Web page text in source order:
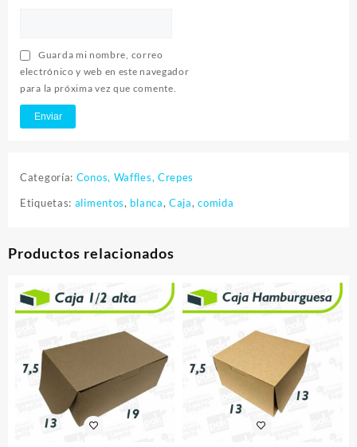
Guarda mi nombre, correo
electrónico y web en este navegador
para la próxima vez que comente.
Categoría: Conos, Waffles, Crepes
Etiquetas: alimentos, blanca,Caja,comida
Productos relacionados